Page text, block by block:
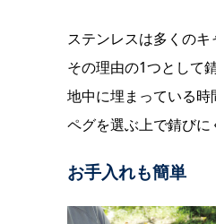
ステンレスは多くのキ
その理由の1つとして
地中に埋まっている時
ペグを選ぶ上で錆びに
お手入れも簡単